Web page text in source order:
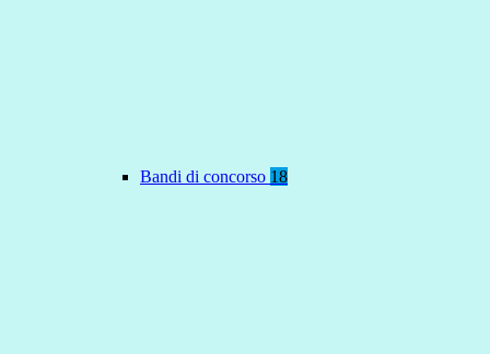
Bandi di concorso 18